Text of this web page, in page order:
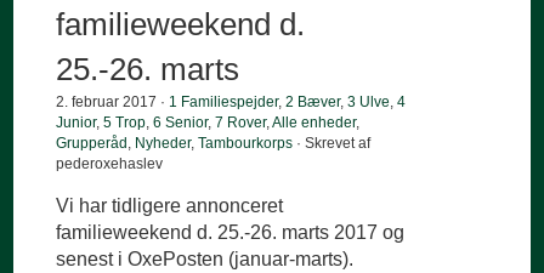
familieweekend d.
25.-26. marts
2. februar 2017 · 1 Familiespejder,2 Bæver,3 Ulve,4
Junior,5 Trop,6 Senior,7 Rover,Alle enheder,
Grupperåd , Nyheder,Tambourkorps · Skrevet af
pederoxehaslev
Vi har tidligere annonceret
familieweekend d. 25.-26. marts 2017 og
senest i OxePosten (januar-marts).